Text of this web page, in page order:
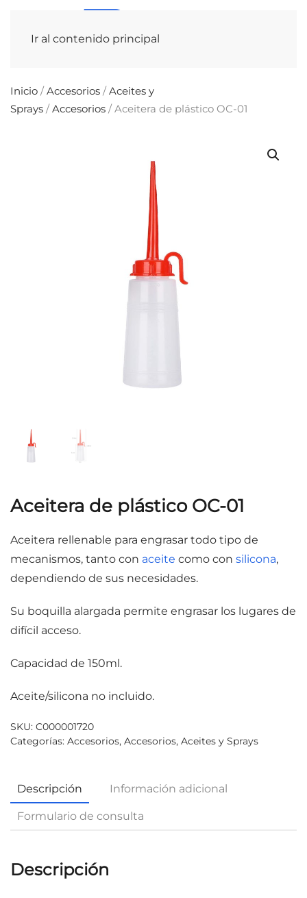
Ir al contenido principal
Inicio /Accesorios /Aceites y
Sprays /Accesorios / Aceitera de plástico OC-01
Aceitera de plástico OC-01
Aceitera rellenable para engrasar todo tipo de
mecanismos, tanto con aceite como con silicona,
dependiendo de sus necesidades.
Su boquilla alargada permite engrasar los lugares de
difícil acceso.
Capacidad de 150ml.
Aceite/silicona no incluido.
SKU: C000001720
Categorías: Accesorios, Accesorios, Aceites y Sprays
Descripción Información adicional
Formulario de consulta
Descripción